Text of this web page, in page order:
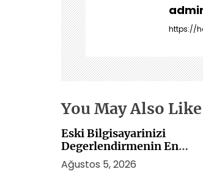
i
n
m
e
s
i
https://
You May Also Like
Eski Bilgisayarinizi
Degerlendirmenin En
Akilli Yolu
Ağustos 5, 2026